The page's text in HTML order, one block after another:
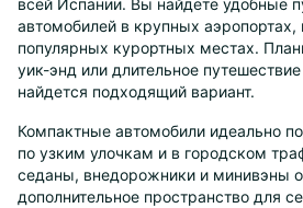
всей Испании. Вы найдете удобные
автомобилей в крупных аэропортах,
популярных курортных местах.
уик-энд или длительное
найдется подходящий вариант.
Компактные автомобили идеально
по узким улочкам и в городском
седаны, внедорожники и минивэны
дополнительное пространство для